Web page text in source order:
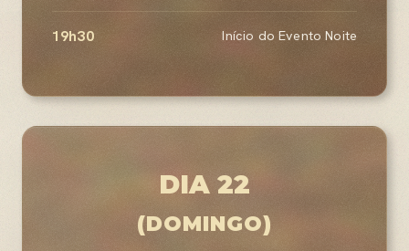
19h30 Início do Evento Noite
DIA 22
(DOMINGO)